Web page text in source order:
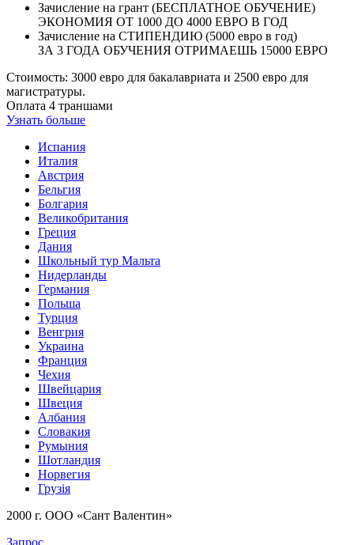
Зачисление на грант (БЕСПЛАТНОЕ ОБУЧЕНИЕ)
ЭКОНОМИЯ ОТ 1000 ДО 4000 ЕВРО В ГОД
Зачисление на СТИПЕНДИЮ (5000 евро в год)
ЗА 3 ГОДА ОБУЧЕНИЯ ОТРИМАЕШЬ 15000 ЕВРО
Стоимость: 3000 евро для бакалавриата и 2500 евро для
магистратуры.
Оплата 4 траншами
Узнать больше
Испания
Италия
Австрия
Бельгия
Болгария
Великобритания
Греция
Дания
Школьный тур Мальта
Нидерланды
Германия
Польша
Турция
Венгрия
Украина
Франция
Чехия
Швейцария
Швеция
Албания
Словакия
Румыния
Шотландия
Норвегия
Грузія
2000 г. ООО «Сант Валентин»